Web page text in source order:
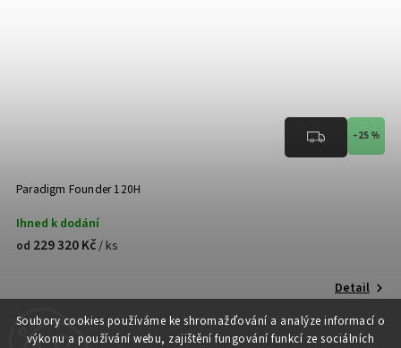
Soubory cookies používáme ke shromažďování a analýze informací o
výkonu a používání webu, zajištění fungování funkcí ze sociálních
–25 %
Paradigm Founder 120H
Ihned k dodání
od 229 320 Kč/ ks
Detail